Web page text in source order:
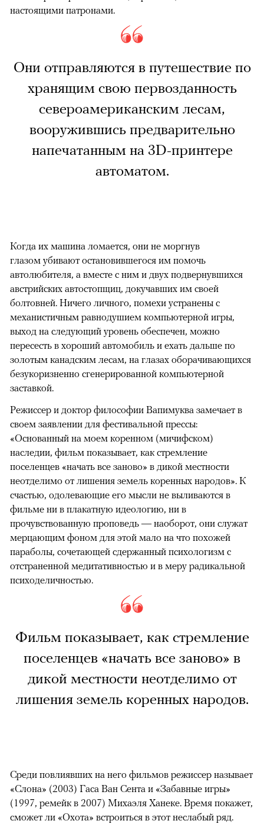
настоящими патронами.
Они отправляются в путешествие по
хранящим свою первозданность
североамериканским лесам,
вооружившись предварительно
напечатанным на 3D-принтере
автоматом.
Когда их машина ломается, они не моргнув
глазом убивают остановившегося им помочь
автолюбителя, а вместе с ним и двух подвернувшихся
австрийских автостопщиц, докучавших им своей
болтовней. Ничего личного, помехи устранены с
механистичным равнодушием компьютерной игры,
выход на следующий уровень обеспечен, можно
пересесть в хороший автомобиль и ехать дальше по
золотым канадским лесам, на глазах оборачивающихся
безукоризненно сгенерированной компьютерной
заставкой.
Режиссер и доктор философии Вапимуква замечает в
своем заявлении для фестивальной прессы:
«Основанный на моем коренном (мичифском)
наследии, фильм показывает, как стремление
поселенцев «начать все заново» в дикой местности
неотделимо от лишения земель коренных народов». К
счастью, одолевающие его мысли не выливаются в
фильме ни в плакатную идеологию, ни в
прочувствованную проповедь — наоборот, они служат
мерцающим фоном для этой мало на что похожей
параболы, сочетающей сдержанный психологизм с
отстраненной медитативностью и в меру радикальной
психоделичностью.
Фильм показывает, как стремление
поселенцев «начать все заново» в
дикой местности неотделимо от
лишения земель коренных народов.
Среди повлиявших на него фильмов режиссер называет
«Слона» (2003) Гаса Ван Сента и «Забавные игры»
(1997, ремейк в 2007) Михаэля Ханеке. Время покажет,
сможет ли «Охота» встроиться в этот неслабый ряд.